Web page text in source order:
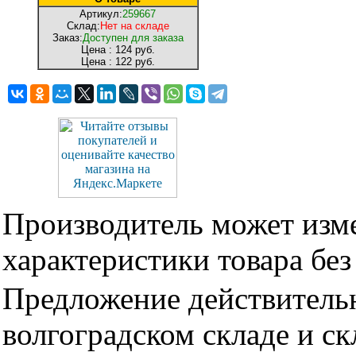
Артикул:259667
Склад: Нет на складе
Заказ:Доступен для заказа
Цена : 124 руб.
Цена : 122 руб.
Производитель может
характеристики товара
Предложение
волгоградском складе и